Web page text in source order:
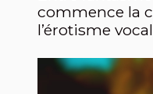
commence la
l’érotisme